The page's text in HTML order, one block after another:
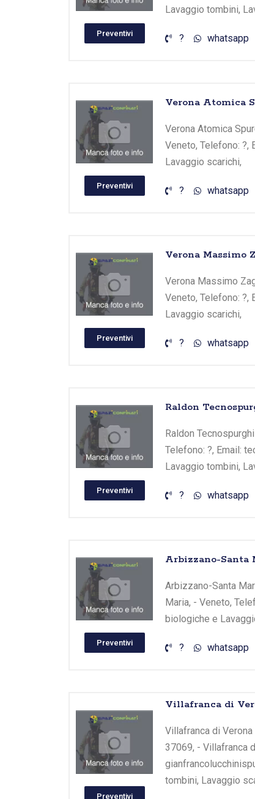
Preventivi
Lavaggio tombini,
? whatsapp
Preventivi
Verona Atomica
Verona Atomica
Veneto, Telefono:
Lavaggio scarichi,
? whatsapp
Preventivi
Verona Massimo
Verona Massimo
Veneto, Telefono:
Lavaggio scarichi,
? whatsapp
Preventivi
Raldon
Raldon
Telefono: ?, Email:
Lavaggio tombini,
? whatsapp
Preventivi
Arbizzano-Santa
Arbizzano-Santa
Maria, - Veneto,
biologiche e
? whatsapp
Preventivi
Villafranca di
Villafranca di
37069, - Villafranca
tombini, Lavaggio